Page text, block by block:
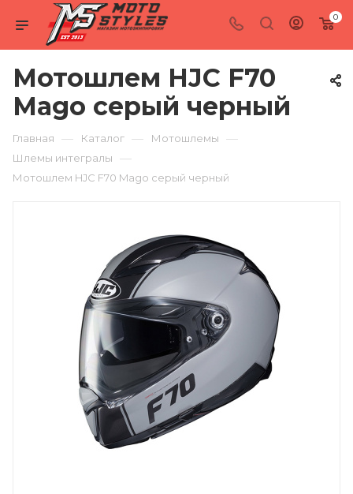
0
Мотошлем HJC F70
Mago серый черный
Главная — Каталог — Мотошлемы —
Шлемы интегралы —
Мотошлем HJC F70 Mago серый черный